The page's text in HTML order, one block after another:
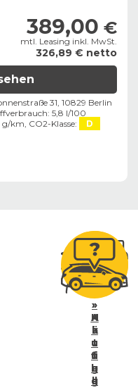
389,00 €
mtl. Leasing inkl. MwSt.
326,89 € netto
31, 10829 Berlin
5,8 l/100
g/km, CO2-Klasse: D
»
A
k
t
u
e
ll
»
K
a
u
f
b
e
»
H
ä
u
fi
g
g